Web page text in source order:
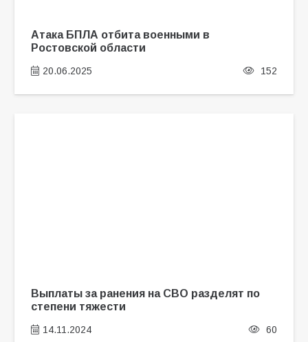
Атака БПЛА отбита военными в
Ростовской области
20.06.2025 152
Выплаты за ранения на СВО разделят по
степени тяжести
14.11.2024 60